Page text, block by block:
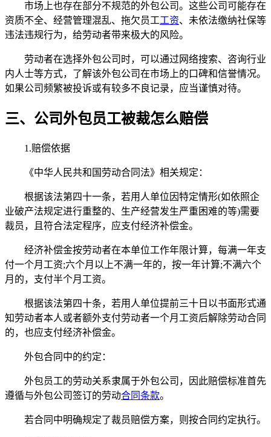
市场上也存在部分不规范的外包公司。这些公司可能存在
资质不全、经营管理混乱、拖欠员工工资、未依法缴纳社保等
违法违规行为，给劳动者带来极大的风险。
劳动者在选择外包公司时，可以通过网络搜索、咨询行业
内人士等方式，了解该外包公司在市场上的口碑和信誉情况。
如果公司频繁被投诉或有较多不良记录，应当谨慎对待。
三、公司外包员工被裁怎么赔偿
1.赔偿依据
《中华人民共和国劳动合同法》相关规定：
根据该法第四十一条，若用人单位因特定情形(如依照企
业破产法规定进行重整的、生产经营发生严重困难的等)需要
裁员，且符合法定程序，应支付经济补偿金。
经济补偿金按劳动者在本单位工作年限计算，每满一年支
付一个月工资;六个月以上不满一年的，按一年计算;不满六个
月的，支付半个月工资。
根据该法第四十条，若用人单位提前三十日以书面形式通
知劳动者本人或者额外支付劳动者一个月工资后解除劳动合同
的，也应支付经济补偿金。
外包合同中的约定：
外包员工的劳动关系隶属于外包公司，因此赔偿标准首先
遵循与外包公司签订的劳动合同条款。
若合同中明确规定了裁员赔偿方案，则按合同约定执行。